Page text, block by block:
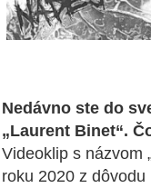
Nedávno ste do
„Laurent Binet“.
Videoklip s názvom
roku 2020 z